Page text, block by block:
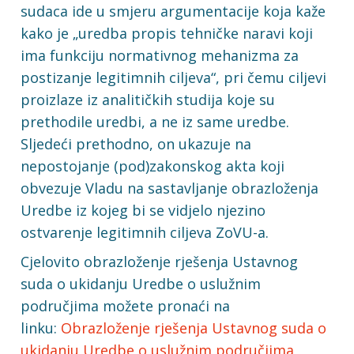
sudaca ide u smjeru argumentacije koja kaže
kako je „uredba propis tehničke naravi koji
ima funkciju normativnog mehanizma za
postizanje legitimnih ciljeva“, pri čemu ciljevi
proizlaze iz analitičkih studija koje su
prethodile uredbi, a ne iz same uredbe.
Sljedeći prethodno, on ukazuje na
nepostojanje (pod)zakonskog akta koji
obvezuje Vladu na sastavljanje obrazloženja
Uredbe iz kojeg bi se vidjelo njezino
ostvarenje legitimnih ciljeva ZoVU-a.
Cjelovito obrazloženje rješenja Ustavnog
suda o ukidanju Uredbe o uslužnim
područjima možete pronaći na
linku: Obrazloženje rješenja Ustavnog suda o